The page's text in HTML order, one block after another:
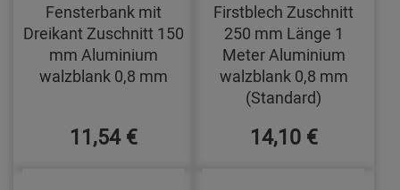
Fensterbank mit
Dreikant Zuschnitt 150
mm Aluminium
walzblank 0,8 mm
11,54 €
Firstblech Zuschnitt
250 mm Länge 1
Meter Aluminium
walzblank 0,8 mm
(Standard)
14,10 €